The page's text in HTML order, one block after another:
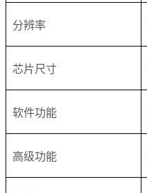
分辨率
芯片尺寸
软件功能
高级功能